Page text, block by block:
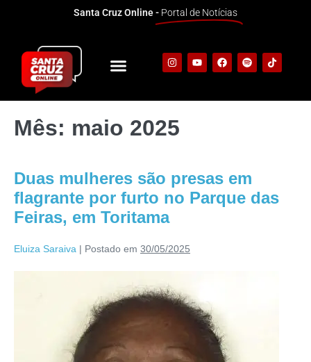
Santa Cruz Online - Portal de Notícias
Mês: maio 2025
Duas mulheres são presas em
flagrante por furto no Parque das
Feiras, em Toritama
Eluiza Saraiva | Postado em 30/05/2025